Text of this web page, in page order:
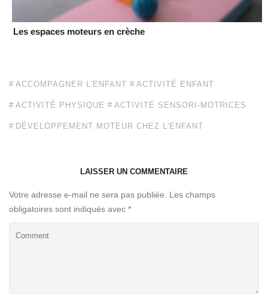
Les espaces moteurs en crèche
ACCOMPAGNER L'ENFANT ACTIVITÉ ENFANT
ACTIVITÉ PHYSIQUE ACTIVITÉ SENSORI-MOTRICES
DÉVELOPPEMENT MOTEUR CHEZ L'ENFANT
LAISSER UN COMMENTAIRE
Votre adresse e-mail ne sera pas publiée.
Les champs
obligatoires sont indiqués avec *